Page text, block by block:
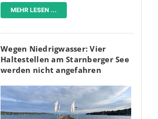
MEHR LESEN ...
Wegen Niedrigwasser: Vier
Haltestellen am Starnberger See
werden nicht angefahren